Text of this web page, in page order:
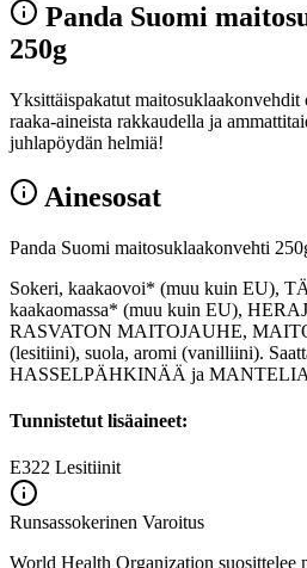
Panda Suomi
250g
Yksittäispakatut maitosuklaakonvehdit
raaka-aineista rakkaudella ja
juhlapöydän helmiä!
Ainesosat
Panda Suomi maitosuklaakonvehti
Sokeri, kaakaovoi* (muu kuin EU),
kaakaomassa* (muu kuin EU),
RASVATON MAITOJAUHE,
(lesitiini), suola, aromi (vanilliini).
HASSELPÄHKINÄÄ ja MANTELIA.
Tunnistetut lisäaineet:
E322 Lesitiinit
Runsassokerinen Varoitus
World Health Organization suosittelee